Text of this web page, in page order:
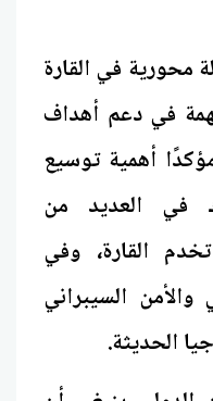
محورية في القارة
في دعم أهداف
أهمية توسيع
في العديد من
القارة، وفي
السيبراني
الحديثة.